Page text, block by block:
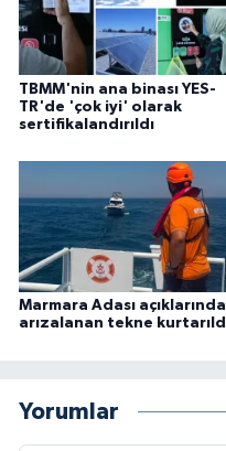
TBMM'nin ana binası YES-
TR'de 'çok iyi' olarak
sertifikalandırıldı
Marmara Adası açıklarında
arızalanan tekne
Yorumlar